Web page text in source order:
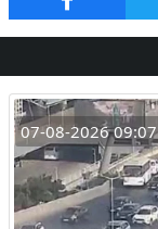
07-08-2026 09:07